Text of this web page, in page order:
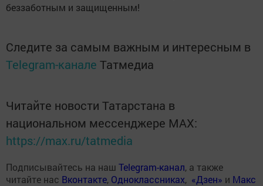
беззаботным и защищенным!
Следите за самым важным и интересным в
Telegram-канале Татмедиа
Читайте новости Татарстана в
национальном мессенджере MАХ:
https://max.ru/tatmedia
Подписывайтесь на наш Telegram-канал, а также
читайте нас Вконтакте, Одноклассниках, «Дзен» и Макс